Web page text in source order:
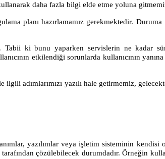
daha fazla bilgi elde etme yoluna
planı hazırlamamız gerekmektedir.
Tabii ki bunu yaparken servislerin ne kadar
etkilendiği sorunlarda kullanıcının
adımlarımızı yazılı hale getirmemiz,
yazılımlar veya işletim sisteminin
çözülebilecek durumdadır. Örneğin